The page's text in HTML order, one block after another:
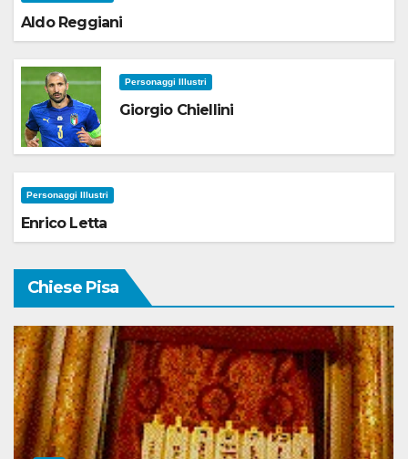
Aldo Reggiani
Personaggi Illustri
Giorgio Chiellini
Personaggi Illustri
Enrico Letta
Chiese Pisa